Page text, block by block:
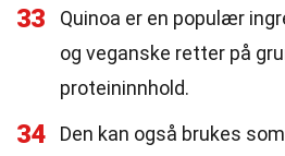
33
Quinoa er en populær
og veganske retter på
proteininnhold.
34
Den kan også brukes